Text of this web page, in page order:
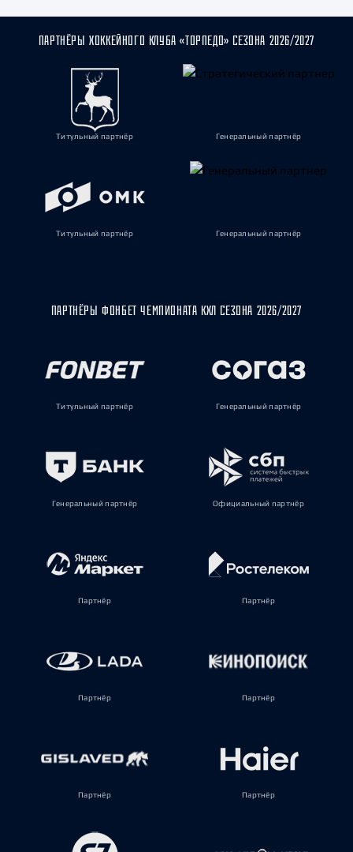
ПАРТНЁРЫ ХОККЕЙНОГО КЛУБА «ТОРПЕДО» СЕЗОНА 2026/2027
Титульный партнёр Генеральный партнёр
Титульный партнёр Генеральный партнёр
ПАРТНЁРЫ ФОНБЕТ ЧЕМПИОНАТА КХЛ СЕЗОНА 2026/2027
Титульный партнёр Генеральный партнёр
Генеральный партнёр Официальный партнёр
Партнёр Партнёр
Партнёр Партнёр
Партнёр Партнёр